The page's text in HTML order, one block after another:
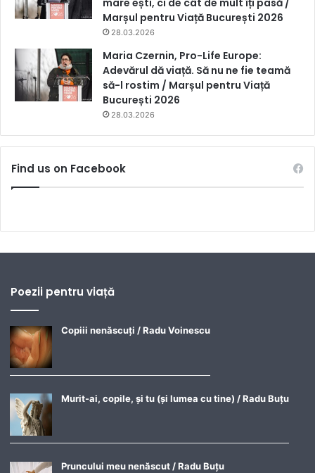
mare ești, ci de cât de mult îți pasă /
Marșul pentru Viață București 2026
28.03.2026
Maria Czernin, Pro-Life Europe:
Adevărul dă viață. Să nu ne fie teamă
să-l rostim / Marșul pentru Viață
București 2026
28.03.2026
Find us on Facebook
Poezii pentru viață
Copiii nenăscuți / Radu Voinescu
Murit-ai, copile, și tu (și lumea cu tine) / Radu Buțu
Pruncului meu nenăscut / Radu Buțu